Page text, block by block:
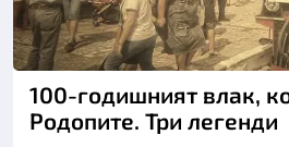
100-годишният влак,
Родопите. Три легенди